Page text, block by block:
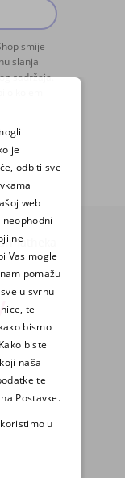
smije
slanja
sadržaja.
je
odbiti sve
web
ne
Vas mogle
pomažu
u svrhu
te
bismo
biste
naša
te
Postavke.
u